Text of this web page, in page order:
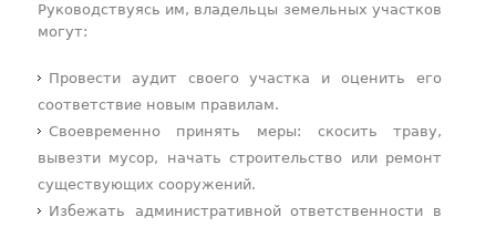
Руководствуясь им, владельцы земельных участков
могут:
Провести аудит своего участка и оценить его
соответствие новым правилам.
Своевременно принять меры: скосить траву,
вывезти мусор, начать строительство или ремонт
существующих сооружений.
Избежать административной ответственности в